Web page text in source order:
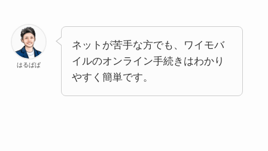
はるぱぱ
ネットが苦手な方でも、ワイモバ
イルのオンライン手続きはわかり
やすく簡単です。